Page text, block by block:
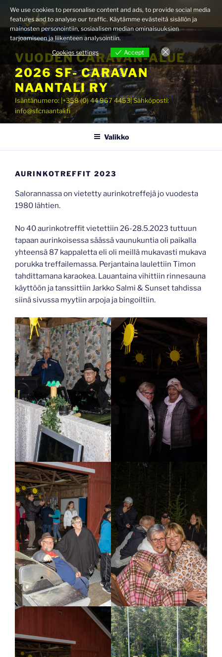
Siirry
sisältöön
VUODEN CARAVAN-ALUE
2026 SF- CARAVAN
NAANTALI RY
Isäntänumero: |+358 (0) 44 967 4453| Sähköposti:
info@sfcnaantali.fi
Valikko
AURINKOTREFFIT 2023
Salorannassa on vietetty aurinkotreffejä jo vuodesta
1980 lähtien.
No 40 aurinkotreffit vietettiin 26-28.5.2023 tuttuun
tapaan aurinkoisessa säässä vaunukuntia oli paikalla
yhteensä 87 kappaletta eli oli meillä mukavasti mukava
porukka treffailemassa. Perjantaina laulettiin Timon
tahdittamana karaokea. Lauantaina vihittiin rinnesauna
käyttöön ja tanssittiin Jarkko Salmi & Sunset tahdissa
siinä sivussa myytiin arpoja ja bingoiltiin.
We use cookies to personalise content and ads, to provide social media
features and to analyse our traffic. Käytämme evästeitä sisällön ja
mainosten personointiin, sosiaalisen median ominaisuuksien
tarjoamiseen ja liikenteen analysointiin.View more
Cookies settings
Accept